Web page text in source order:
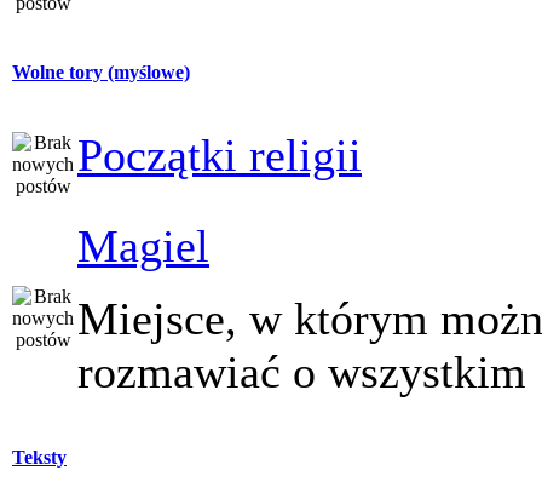
Wolne tory (myślowe)
Początki religii
Magiel
Miejsce, w którym
rozmawiać o wszystkim
Teksty